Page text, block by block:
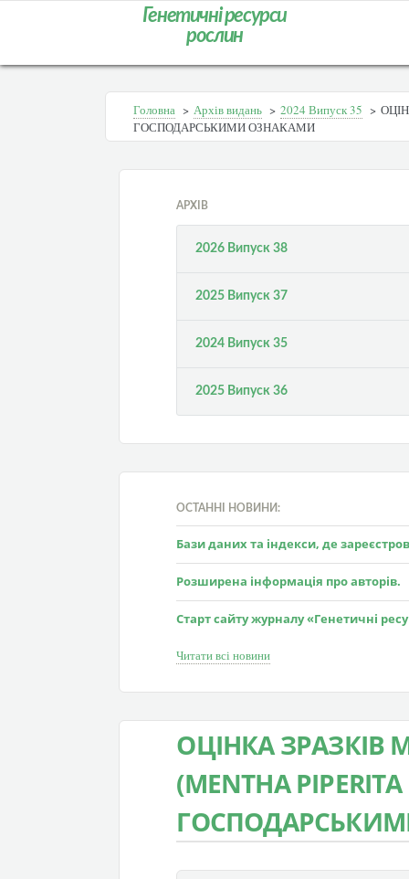
Генетичні ресурси
рослин
Головна > Архів видань > 2024 Випуск 35 >
ГОСПОДАРСЬКИМИ ОЗНАКАМИ
АРХІВ
2026 Випуск 38
2025 Випуск 37
2024 Випуск 35
2025 Випуск 36
ОСТАННІ НОВИНИ:
Бази даних та індекси, де
Розширена інформація про авторів.
Старт сайту журналу «Генетичні
Читати всі новини
ОЦІНКА ЗРАЗКІВ
(MENTHA